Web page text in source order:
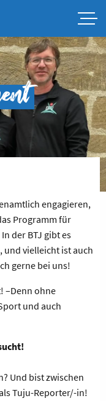
engagieren,
Programm für
der BTJ gibt es
und vielleicht ist auch
gerne bei uns!
–Denn ohne
und auch
Und bist zwischen
Tuju-Reporter/-in!